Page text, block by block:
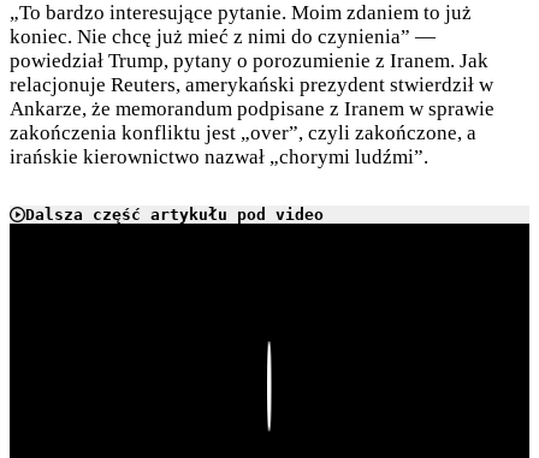
„To bardzo interesujące pytanie. Moim zdaniem to już
koniec. Nie chcę już mieć z nimi do czynienia” —
powiedział Trump, pytany o porozumienie z Iranem. Jak
relacjonuje Reuters, amerykański prezydent stwierdził w
Ankarze, że memorandum podpisane z Iranem w sprawie
zakończenia konfliktu jest „over”, czyli zakończone, a
irańskie kierownictwo nazwał „chorymi ludźmi”.
Dalsza część artykułu pod video